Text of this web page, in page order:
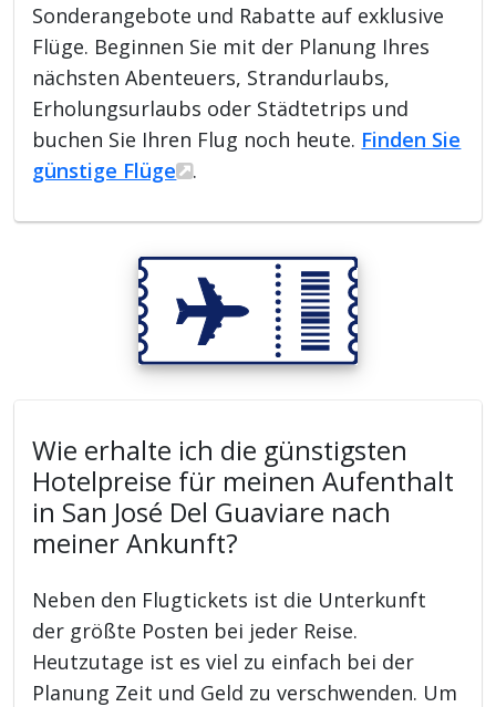
Sonderangebote und Rabatte auf exklusive
Flüge. Beginnen Sie mit der Planung Ihres
nächsten Abenteuers, Strandurlaubs,
Erholungsurlaubs oder Städtetrips und
buchen Sie Ihren Flug noch heute. Finden Sie
günstige Flüge
.
Wie erhalte ich die günstigsten
Hotelpreise für meinen Aufenthalt
in San José Del Guaviare nach
meiner Ankunft?
Neben den Flugtickets ist die Unterkunft
der größte Posten bei jeder Reise.
Heutzutage ist es viel zu einfach bei der
Planung Zeit und Geld zu verschwenden. Um